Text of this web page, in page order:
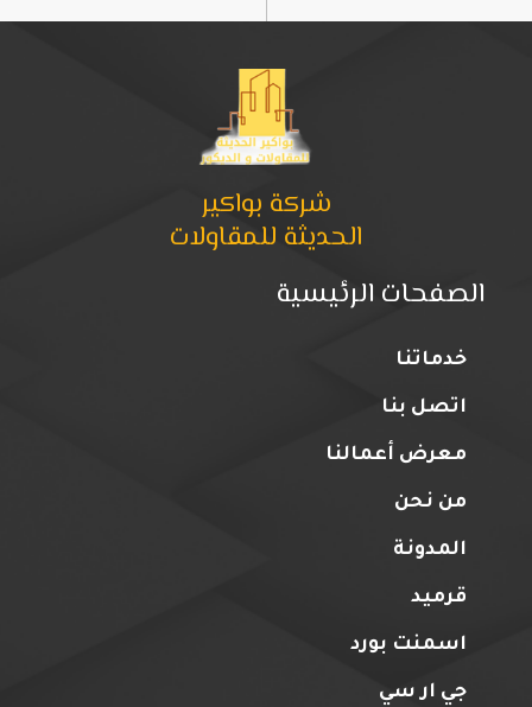
شركة بواكير
الحديثة للمقاولات
الصفحات الرئيسية
خدماتنا
اتصل بنا
معرض أعمالنا
من نحن
المدونة
قرميد
اسمنت بورد
جي ار سي